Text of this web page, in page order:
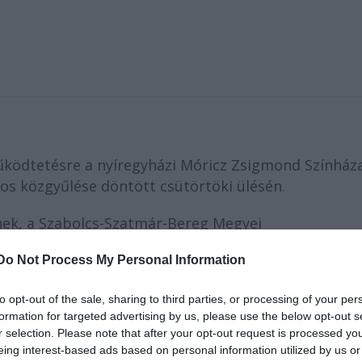
Not Process My Personal Information
opt-out of the sale, sharing to third parties, or processing of your
for targeted advertising by us, please use the below opt-out
selection. Please note that after your opt-out request is processed
interest-based ads based on personal information utilized by us
a nyíregyházi Móricz Zsigmond
közgyűlése döntött csütörtöki ülésén.
a Szabolcs-Szatmár-Bereg Megyei
a tanácskozáson
feltételeket kötött a nyíregyházi
úgy határozott, hogy az átvétel plusz anyagi
ezért a teátrum pénzügyi helyzetének